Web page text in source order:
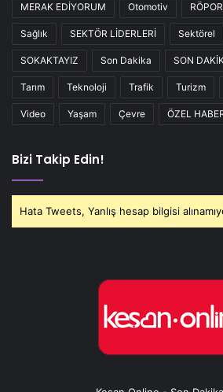
MERAK EDİYORUM Otomotiv
Sağlık SEKTÖR LİDERLERİ Sektörel
SOKAKTAYIZ Son Dakika SON
Tarım Teknoloji Trafik Turizm
Video Yaşam Çevre ÖZEL
Bizi Takip Edin!
Hata Tweets, Yanlış hesap bilgisi